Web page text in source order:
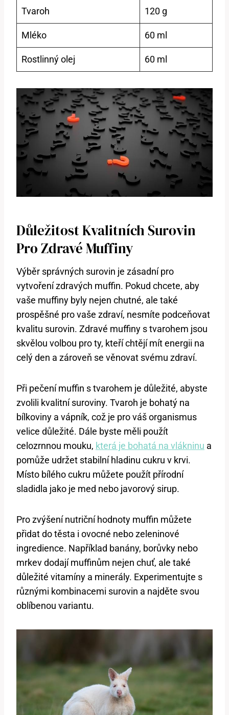
Tvaroh 120 g
Mléko 60 ml
Rostlinný olej 60 ml
Důležitost Kvalitních Surovin
Pro Zdravé Muffiny
Výběr správných surovin je zásadní pro
vytvoření zdravých muffin. Pokud chcete, aby
vaše muffiny byly nejen chutné, ale také
prospěšné pro vaše zdraví, nesmíte podceňovat
kvalitu surovin. Zdravé muffiny s tvarohem jsou
skvělou volbou pro ty, kteří chtějí mít energii na
celý den a zároveň se věnovat svému zdraví.
Při pečení muffin s tvarohem je důležité, abyste
zvolili kvalitní suroviny. Tvaroh je bohatý na
bílkoviny a vápník, což je pro váš organismus
velice důležité. Dále byste měli použít
celozrnnou mouku, která je bohatá na vlákninu a
pomůže udržet stabilní hladinu cukru v krvi.
Místo bílého cukru můžete použít přírodní
sladidla jako je med nebo javorový sirup.
Pro zvýšení nutriční hodnoty muffin můžete
přidat do těsta i ovocné nebo zeleninové
ingredience. Například banány, borůvky nebo
mrkev dodají muffinům nejen chuť, ale také
důležité vitamíny a minerály. Experimentujte s
různými kombinacemi surovin a najděte svou
oblíbenou variantu.